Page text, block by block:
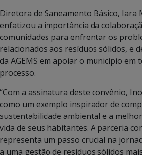
Diretora de Saneamento Básico, Iara
enfatizou a importância da
comunidades para enfrentar os
relacionados aos resíduos sólidos, e
da AGEMS em apoiar o município em
processo.
“Com a assinatura deste convênio,
como um exemplo inspirador de
sustentabilidade ambiental e a
vida de seus habitantes. A parceria
representa um passo crucial na
a uma gestão de resíduos sólidos